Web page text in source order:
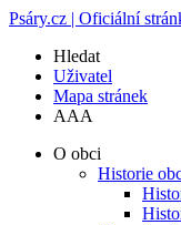
Psáry.cz | Oficiální
Hledat
Uživatel
Mapa stránek
AAA
O obci
Historie